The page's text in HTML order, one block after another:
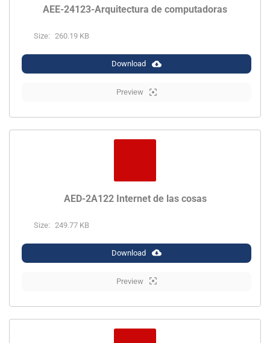
AEE-24123-Arquitectura de computadoras
Size: 260.19 KB
Download
Preview
AED-2A122 Internet de las cosas
Size: 249.77 KB
Download
Preview